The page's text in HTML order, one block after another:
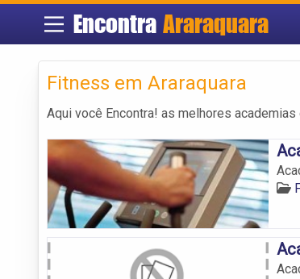
Encontra Araraquara
Fitness em Araraquara
Aqui você Encontra! as melhores academias